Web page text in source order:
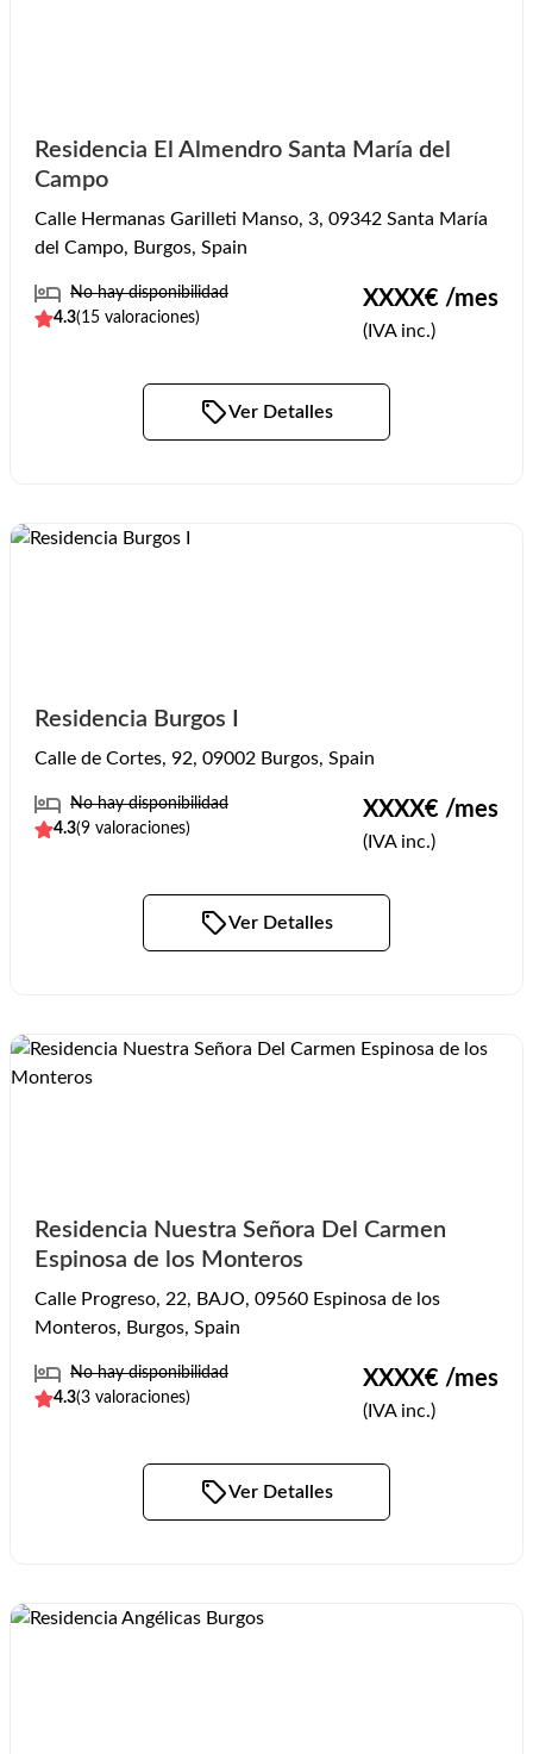
Residencia El Almendro Santa María del
Campo
Calle Hermanas Garilleti Manso, 3, 09342 Santa María
del Campo, Burgos, Spain
No hay disponibilidad
4.3(15 valoraciones)
XXXX€ /mes
(IVA inc.)
Ver Detalles
Residencia Burgos I
Calle de Cortes, 92, 09002 Burgos, Spain
No hay disponibilidad
4.3(9 valoraciones)
XXXX€ /mes
(IVA inc.)
Ver Detalles
Residencia Nuestra Señora Del Carmen
Espinosa de los Monteros
Calle Progreso, 22, BAJO, 09560 Espinosa de los
Monteros, Burgos, Spain
No hay disponibilidad
4.3(3 valoraciones)
XXXX€ /mes
(IVA inc.)
Ver Detalles